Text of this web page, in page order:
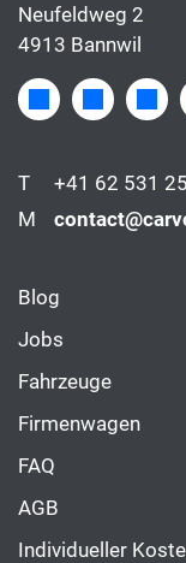
Neufeldweg 2
4913 Bannwil
T +41 62 531
M
Blog
Jobs
Fahrzeuge
Firmenwagen
FAQ
AGB
Individueller